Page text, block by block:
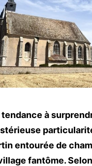
tendance à
entourée de
fantôme.